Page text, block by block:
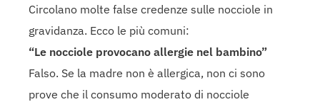
Circolano molte false credenze sulle nocciole in
gravidanza. Ecco le più comuni:
“Le nocciole provocano allergie nel bambino”
Falso. Se la madre non è allergica, non ci sono
prove che il consumo moderato di nocciole